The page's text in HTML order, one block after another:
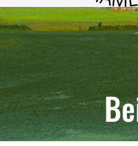
FEZ
Freies Evangelisches